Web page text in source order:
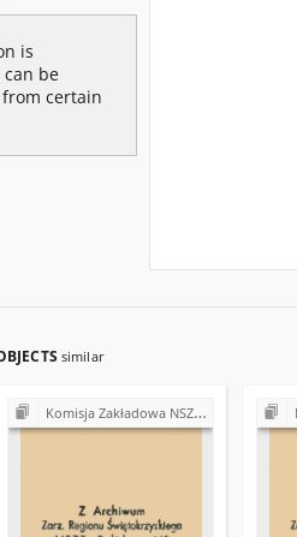
is
be
certain
similar
Komisja Zakładowa NSZZ "Solidarność" przy Urzędzie Gminy w Bodzentynie